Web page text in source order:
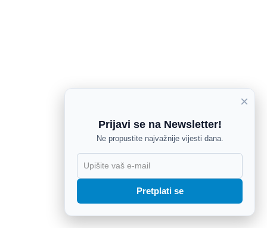
×
Prijavi se na Newsletter!
Ne propustite najvažnije vijesti dana.
Pretplati se